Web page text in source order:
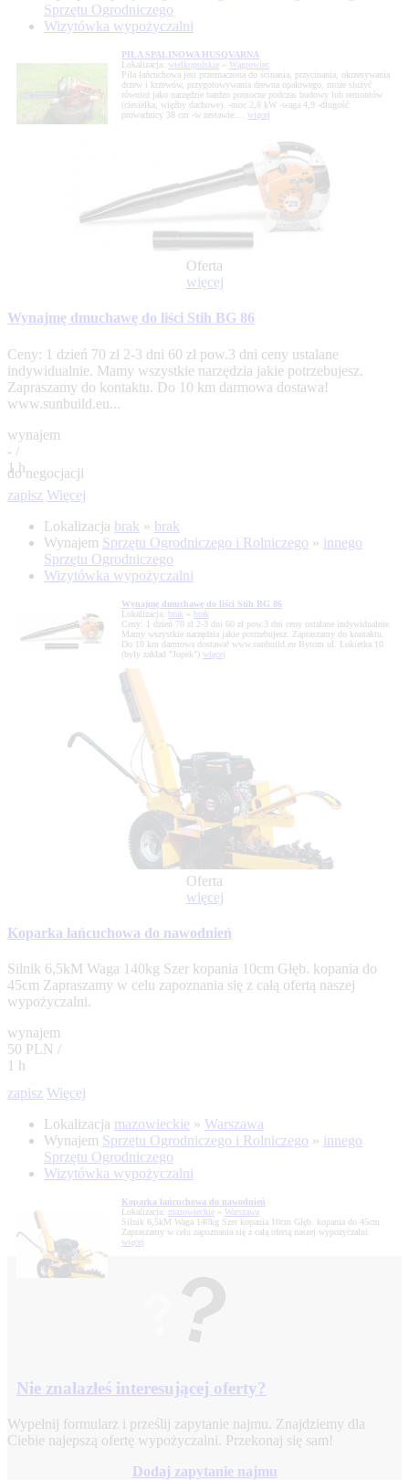
Sprzętu Ogrodniczego
Wizytówka wypożyczalni
PIŁA SPALINOWA HUSQVARNA
Lokalizacja: wielkopolskie » Wągrowiec
Piła łańcuchowa jest przeznaczona do ścinania, przycinania, okrzesywania
drzew i krzewów, przygotowywania drewna opałowego, może służyć
również jako narzędzie bardzo pomocne podczas budowy lub remontów
(ciesielka, więźby dachowe). -moc 2,8 kW -waga 4,9 -długość
prowadnicy 38 cm -w zestawie:... więcej
Oferta
więcej
Wynajmę dmuchawę do liści Stih BG 86
Ceny: 1 dzień 70 zł 2-3 dni 60 zł pow.3 dni ceny ustalane
indywidualnie. Mamy wszystkie narzędzia jakie potrzebujesz.
Zapraszamy do kontaktu. Do 10 km darmowa dostawa!
www.sunbuild.eu...
wynajem
- /
1 h
do negocjacji
zapisz Więcej
Lokalizacja brak » brak
Wynajem Sprzętu Ogrodniczego i Rolniczego » innego
Sprzętu Ogrodniczego
Wizytówka wypożyczalni
Wynajmę dmuchawę do liści Stih BG 86
Lokalizacja: brak » brak
Ceny: 1 dzień 70 zł 2-3 dni 60 zł pow.3 dni ceny ustalane indywidualnie.
Mamy wszystkie narzędzia jakie potrzebujesz. Zapraszamy do kontaktu.
Do 10 km darmowa dostawa! www.sunbuild.eu Bytom ul. Łokietka 10
(były zakład "Jopek") więcej
Oferta
więcej
Koparka łańcuchowa do nawodnień
Silnik 6,5kM Waga 140kg Szer kopania 10cm Głęb. kopania do
45cm Zapraszamy w celu zapoznania się z całą ofertą naszej
wypożyczalni.
wynajem
50 PLN /
1 h
zapisz Więcej
Lokalizacja mazowieckie » Warszawa
Wynajem Sprzętu Ogrodniczego i Rolniczego » innego
Sprzętu Ogrodniczego
Wizytówka wypożyczalni
Koparka łańcuchowa do nawodnień
Lokalizacja: mazowieckie » Warszawa
Silnik 6,5kM Waga 140kg Szer kopania 10cm Głęb. kopania do 45cm
Zapraszamy w celu zapoznania się z całą ofertą naszej wypożyczalni.
więcej
Nie znalazłeś interesującej oferty?
Wypełnij formularz i prześlij zapytanie najmu. Znajdziemy dla
Ciebie najepszą ofertę wypożyczalni. Przekonaj się sam!
Dodaj zapytanie najmu